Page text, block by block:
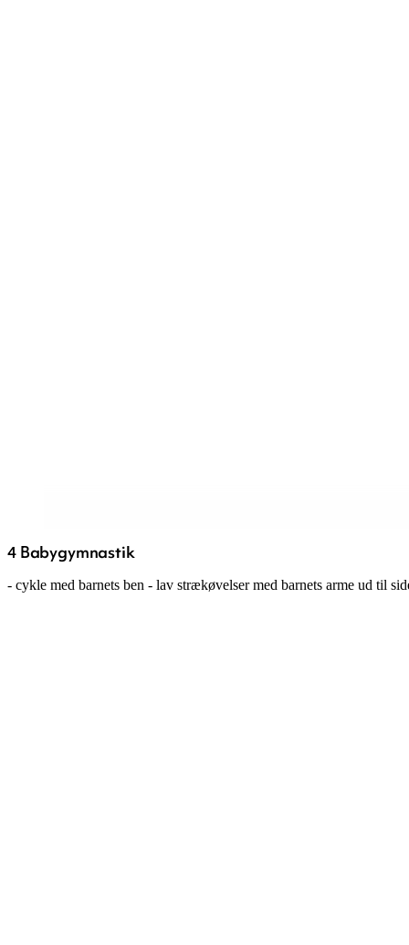
4 Babygymnastik
- cykle med barnets ben - lav strækøvelser med barnets arme ud til